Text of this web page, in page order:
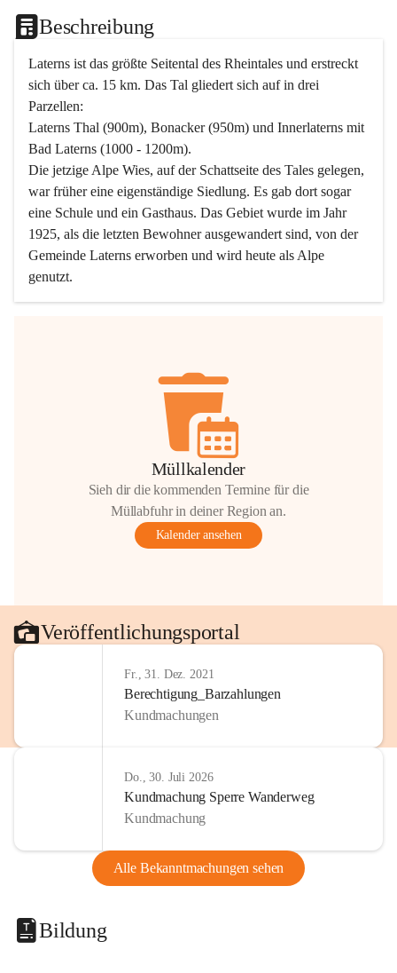
Beschreibung
Laterns ist das größte Seitental des Rheintales und erstreckt
sich über ca. 15 km. Das Tal gliedert sich auf in drei
Parzellen:
Laterns Thal (900m), Bonacker (950m) und Innerlaterns mit
Bad Laterns (1000 - 1200m).
Die jetzige Alpe Wies, auf der Schattseite des Tales gelegen,
war früher eine eigenständige Siedlung. Es gab dort sogar
eine Schule und ein Gasthaus. Das Gebiet wurde im Jahr
1925, als die letzten Bewohner ausgewandert sind, von der
Gemeinde Laterns erworben und wird heute als Alpe
genutzt.
Müllkalender
Sieh dir die kommenden Termine für die
Müllabfuhr in deiner Region an.
Kalender ansehen
Veröffentlichungsportal
Fr., 31. Dez. 2021
Berechtigung_Barzahlungen
Kundmachungen
Do., 30. Juli 2026
Kundmachung Sperre Wanderweg
Kundmachung
Alle Bekanntmachungen sehen
Bildung